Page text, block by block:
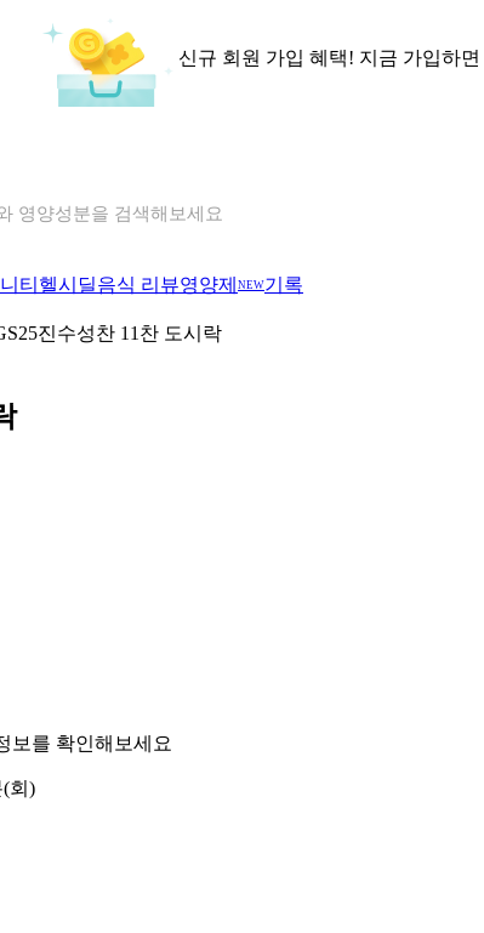
신규 회원 가입 혜택! 지금 가입하면
영양성분을 검색해보세요
티 헬시딜음식 리뷰영양제 NEW기록
진수성찬 11찬 도시락
보를 확인해보세요
(회)